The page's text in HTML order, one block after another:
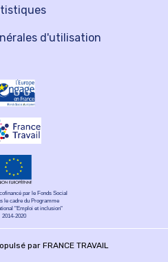
d'utilisation
par le Fonds Social
le cadre du Programme
"Emploi et inclusion"
2014-2020
par FRANCE TRAVAIL